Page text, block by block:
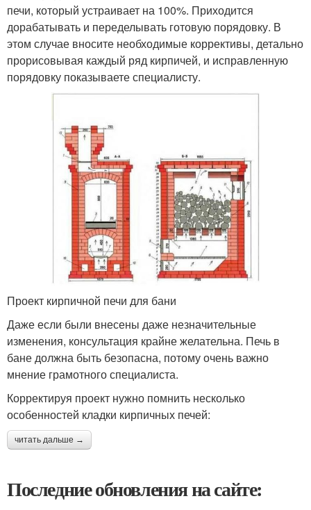
печи, который устраивает на 100%. Приходится
дорабатывать и переделывать готовую порядовку. В
этом случае вносите необходимые коррективы, детально
прорисовывая каждый ряд кирпичей, и исправленную
порядовку показываете специалисту.
Проект кирпичной печи для бани
Даже если были внесены даже незначительные
изменения, консультация крайне желательна. Печь в
бане должна быть безопасна, потому очень важно
мнение грамотного специалиста.
Корректируя проект нужно помнить несколько
особенностей кладки кирпичных печей:
читать дальше →
Последние обновления на сайте: